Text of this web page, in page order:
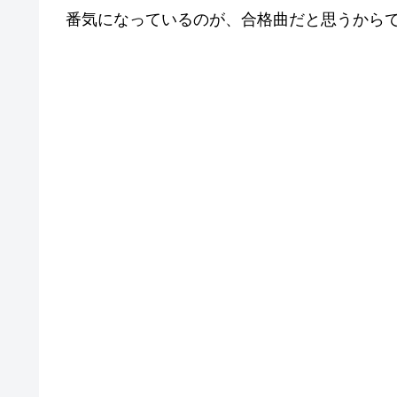
番気になっているのが、合格曲だと思うから